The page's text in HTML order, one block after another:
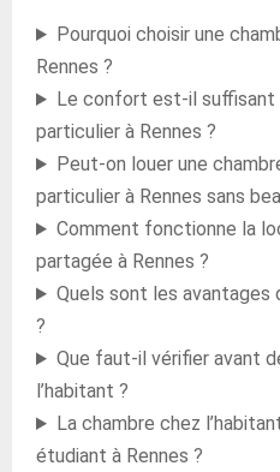
Pourquoi choisir une
Rennes ?
Le confort est-il suffisant
particulier à Rennes ?
Peut-on louer une
particulier à Rennes sans
Comment fonctionne la
partagée à Rennes ?
Quels sont les avantages
?
Que faut-il vérifier avant
l’habitant ?
La chambre chez
étudiant à Rennes ?